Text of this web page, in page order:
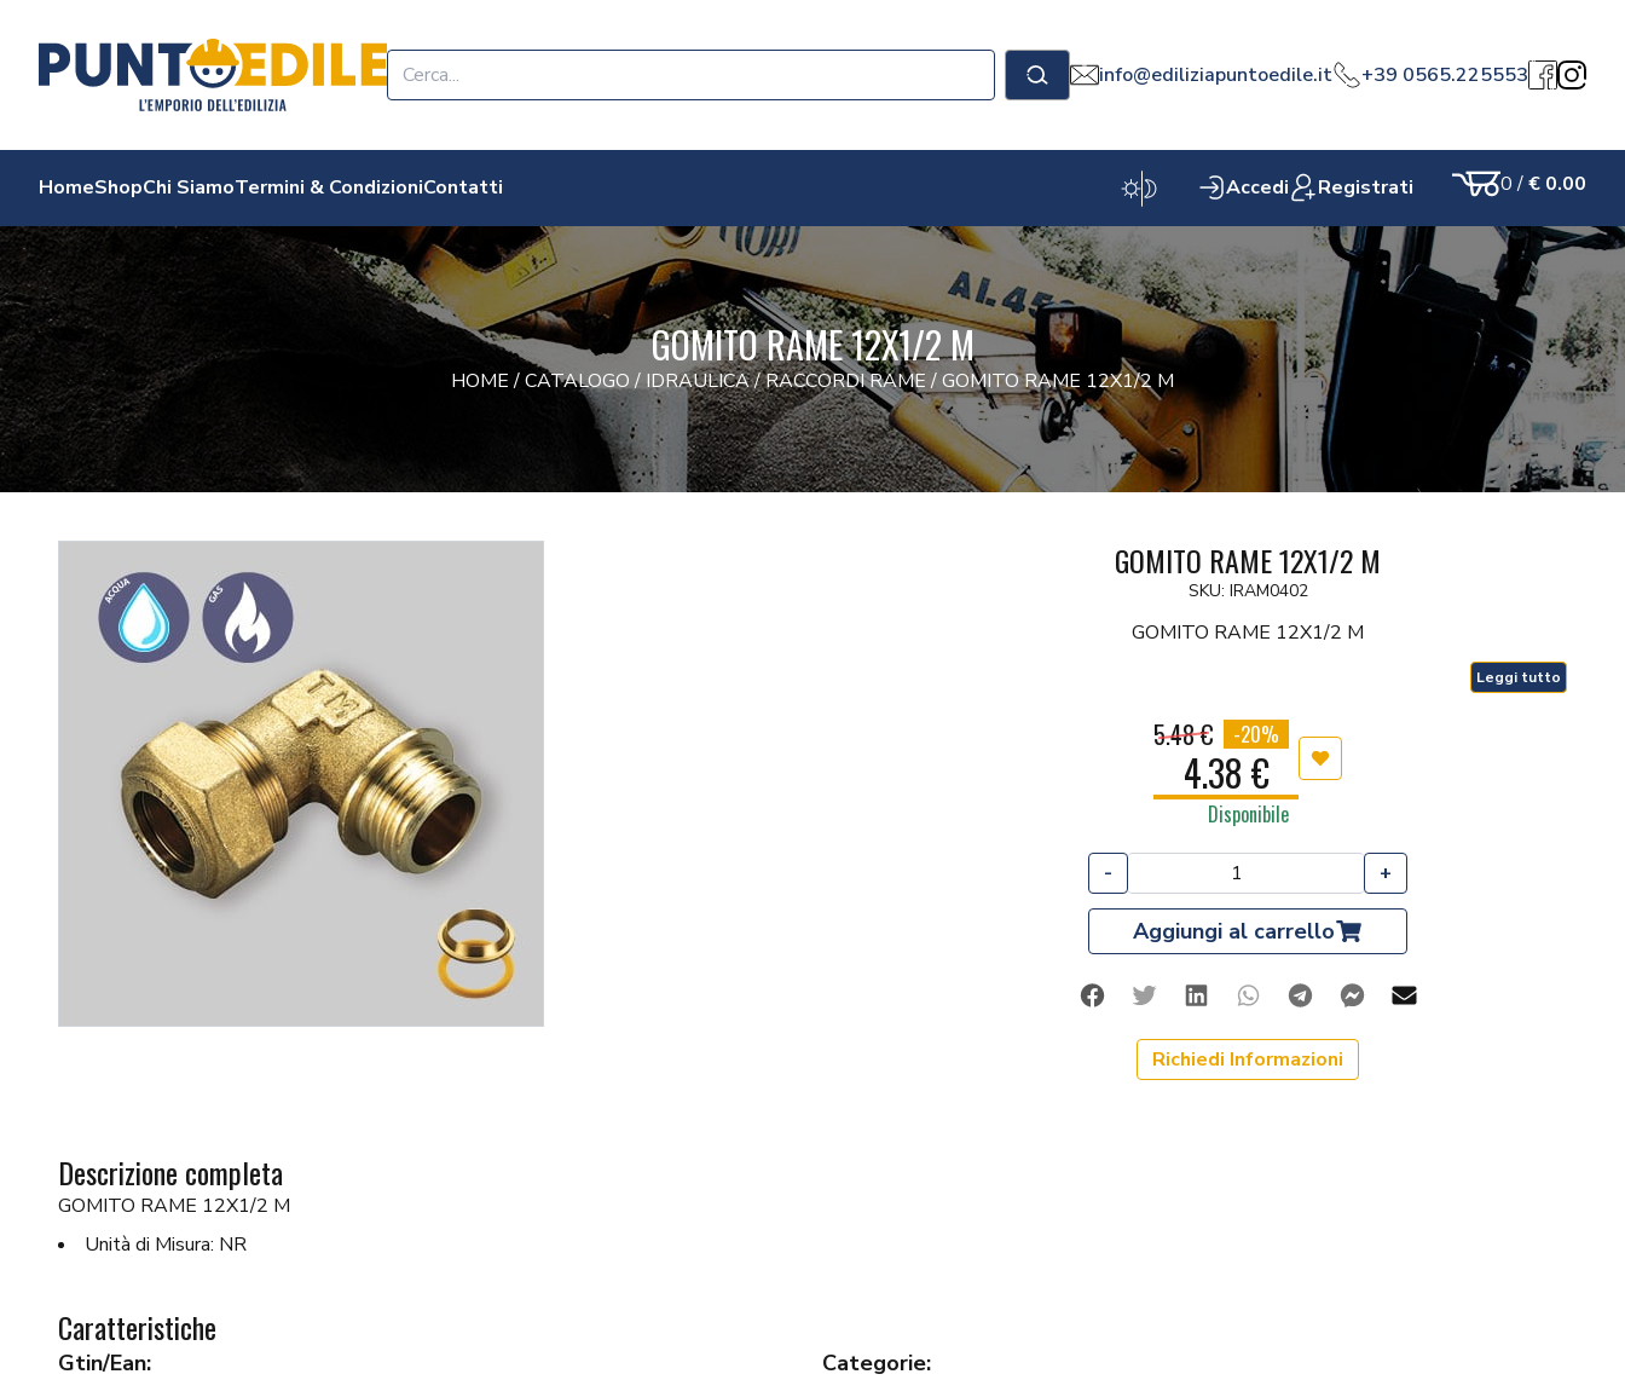
Edilizia Punto Edile
Cerca info@ediliziapuntoedile.it +39 0565.225553Facebook
HomeShopChi SiamoTermini & CondizioniContatti Accedi Registrati Carrello
0/€ 0.00
GOMITO RAME 12X1/2 M
HOME /CATALOGO / IDRAULICA/RACCORDI RAME /GOMITO RAME 12X1/2 M
GOMITO RAME 12X1/2 M
SKU: IRAM0402
GOMITO RAME 12X1/2 M
Leggi tutto
5.48 € -20%
4.38 € Aggiungi ai preferiti
Disponibile
- +
Aggiungi al carrello
FacebookTwitterLinkedinWhatsappTelegramFacebook Messenger
Richiedi Informazioni
Descrizione completa
GOMITO RAME 12X1/2 M
Unità di Misura: NR
Caratteristiche
Gtin/Ean: Categorie: